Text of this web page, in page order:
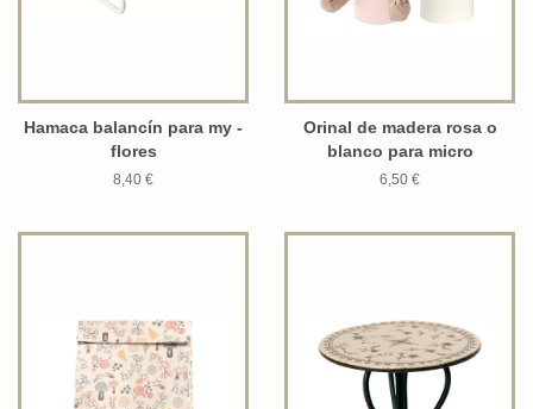
Hamaca balancín para my -
flores
8,40 €
Orinal de madera rosa o
blanco para micro
6,50 €